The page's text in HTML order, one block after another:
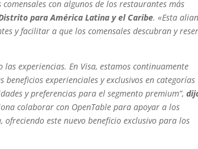
con algunos de los restaurantes más
para América Latina y el Caribe. «Esta
y facilitar a que los comensales descubran y
experiencias. En Visa, estamos continuamente
experienciales y exclusivos en categorías
y preferencias para el segmento premium”,
colaborar con OpenTable para apoyar a los
este nuevo beneficio exclusivo para los